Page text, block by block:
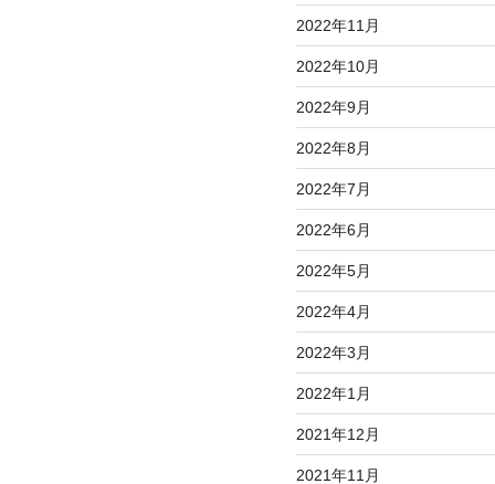
2022年11月
2022年10月
2022年9月
2022年8月
2022年7月
2022年6月
2022年5月
2022年4月
2022年3月
2022年1月
2021年12月
2021年11月